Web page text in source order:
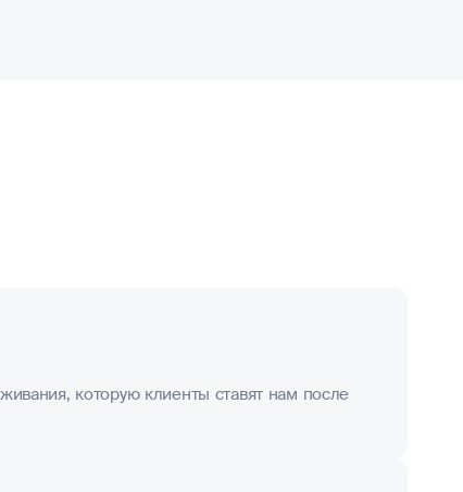
которую клиенты ставят нам после